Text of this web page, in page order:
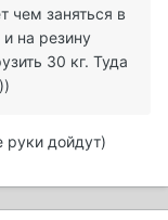
чем заняться в
на резину
30 кг. Туда
руки дойдут)